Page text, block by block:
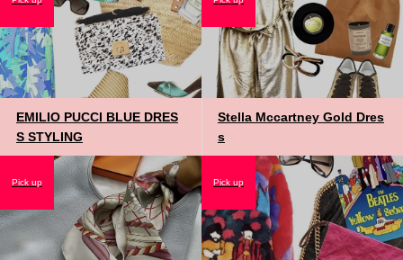
EMILIO PUCCI BLUE DRES
S STYLING
Stella Mccartney Gold Dres
s
Pick up Pick up